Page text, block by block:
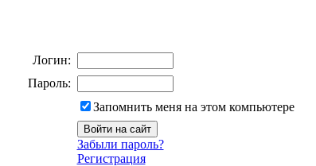
Логин:
Пароль:
Запомнить меня на этом компьютере
Забыли пароль?
Регистрация